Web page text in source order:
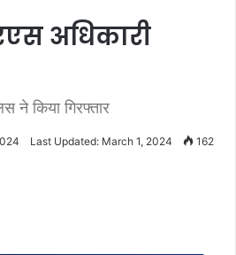
अधिकारी
ने किया गिरफ्तार
Last Updated: March 1, 2024 162